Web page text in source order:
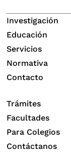
Investigación
Educación
Servicios
Normativa
Contacto
Trámites
Facultades
Para Colegios
Contáctanos